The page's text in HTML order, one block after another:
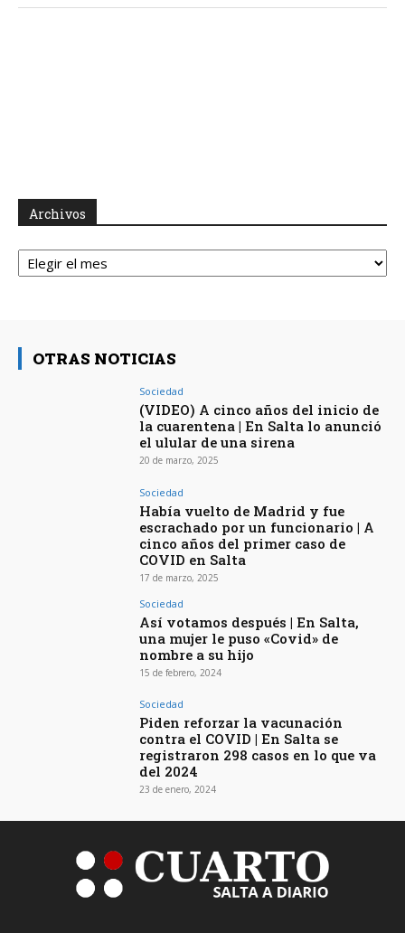
Archivos
Archivos
OTRAS NOTICIAS
Sociedad
(VIDEO) A cinco años del inicio de
la cuarentena | En Salta lo anunció
el ulular de una sirena
20 de marzo, 2025
Sociedad
Había vuelto de Madrid y fue
escrachado por un funcionario | A
cinco años del primer caso de
COVID en Salta
17 de marzo, 2025
Sociedad
Así votamos después | En Salta,
una mujer le puso «Covid» de
nombre a su hijo
15 de febrero, 2024
Sociedad
Piden reforzar la vacunación
contra el COVID | En Salta se
registraron 298 casos en lo que va
del 2024
23 de enero, 2024